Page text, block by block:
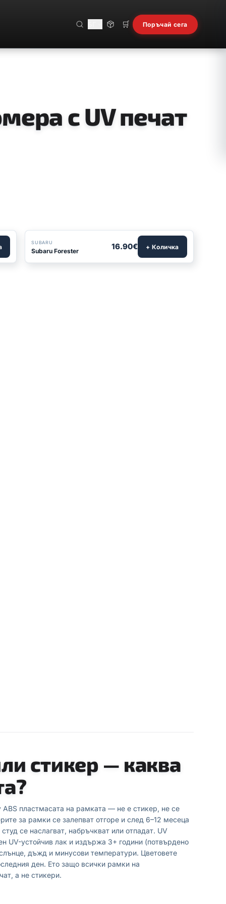
🛒 Поръчай сега
с UV печат
SUBARU
Subaru Forester 16.90€ + Количка
стикер — каква
ABS пластмасата на рамката — не е стикер, не се
за рамки се залепват отгоре и след 6–12 месеца
се наслагват, набръчкват или отпадат. UV
UV-устойчив лак и издържа 3+ години (потвърдено
дъжд и минусови температури. Цветовете
ден. Ето защо всички рамки на
а не стикери.